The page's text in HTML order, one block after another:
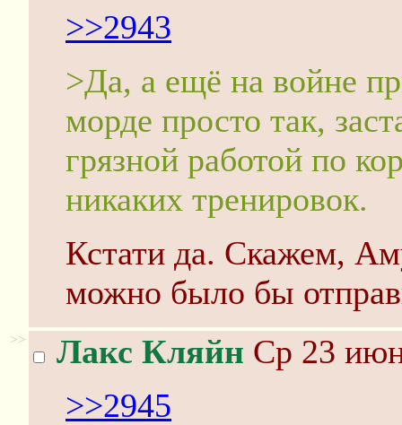
>>2943
>Да, а ещё на войне
морде просто так,
грязной работой по
никаких тренировок.
Кстати да. Скажем,
можно было бы
>> Лакс Кляйн Ср 23
>>2945